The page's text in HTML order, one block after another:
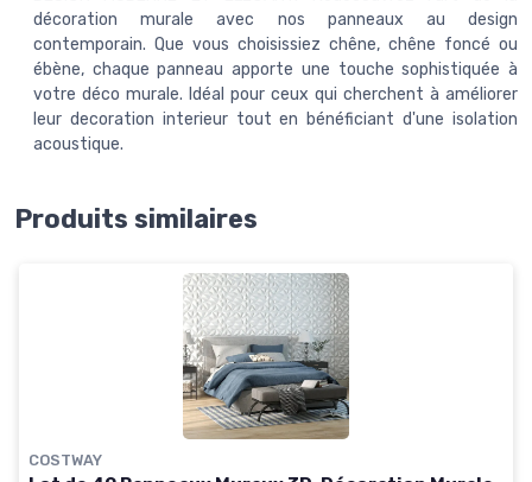
décoration murale avec nos panneaux au design
contemporain. Que vous choisissiez chêne, chêne foncé ou
ébène, chaque panneau apporte une touche sophistiquée à
votre déco murale. Idéal pour ceux qui cherchent à améliorer
leur decoration interieur tout en bénéficiant d'une isolation
acoustique.
Produits similaires
COSTWAY